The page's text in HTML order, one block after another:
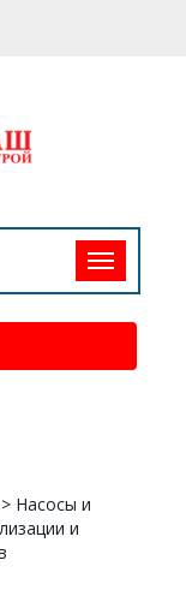
> Насосы и
и